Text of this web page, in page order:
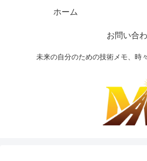
未来の自分のための技術メモ、時
ホーム
お問い合